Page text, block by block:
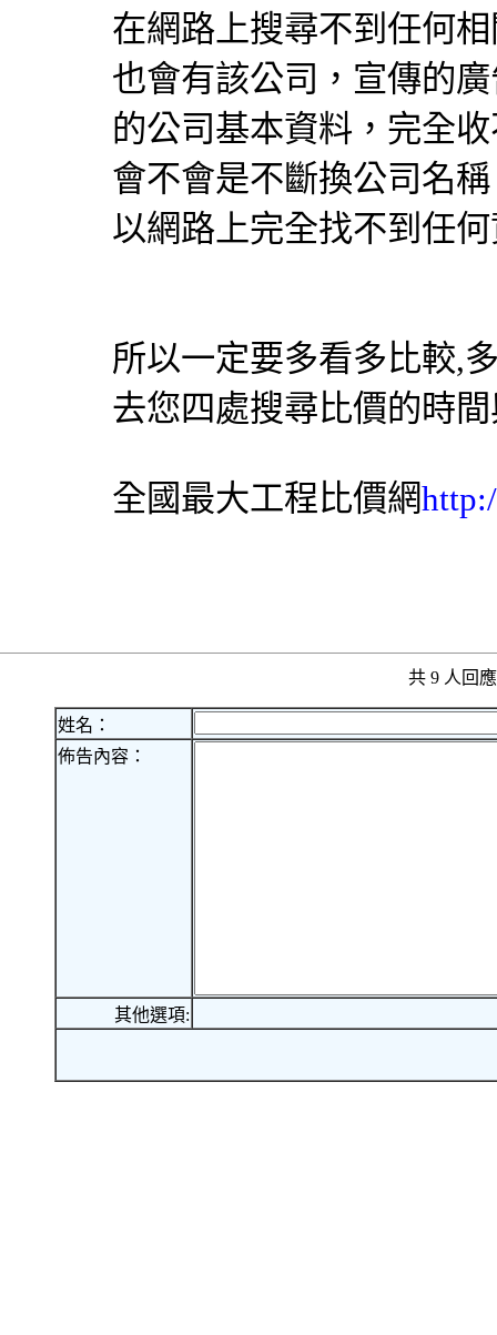
在網路上搜尋不到任何
也會有該公司，宣傳的
的公司基本資料，完全
會不會是不斷換公司名
以網路上完全找不到任
所以一定要多看多比較,
去您四處搜尋比價的時
全國最大工程比價網
共 9 人回
姓名：
佈告內容：
其他選項: